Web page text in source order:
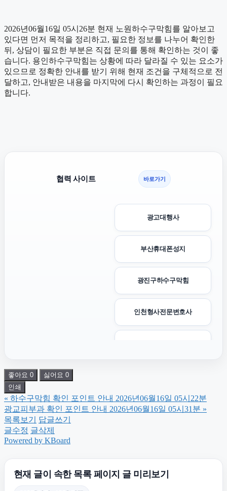
2026년06월16일 05시26분 현재 노원하수구막힘를 알아보고
있다면 먼저 목적을 정리하고, 필요한 정보를 나누어 확인한
뒤, 상담이 필요한 부분은 직접 문의를 통해 확인하는 것이 좋
습니다. 용인하수구막힘는 상황에 따라 달라질 수 있는 요소가
있으므로 정확한 안내를 받기 위해 현재 조건을 구체적으로 전
달하고, 안내받은 내용을 마지막에 다시 확인하는 과정이 필요
합니다.
협력 사이트 바로가기
광고대행사
부산휴대폰성지
광진구하수구막힘
인천형사전문변호사
대안학교
수원피부과
좋아요 0 싫어요 0
인쇄
« 하수구막힘 확인 포인트 안내 2026년06월16일 05시22분
광교피부과 확인 포인트 안내 2026년06월16일 05시31분 »
목록보기
답글쓰기
글수정 글삭제
Powered by KBoard
현재 글이 속한 목록 페이지 글 미리보기